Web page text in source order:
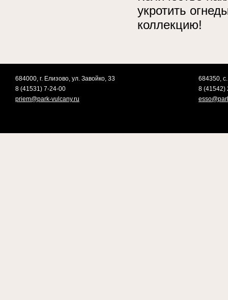
укротить
коллекцию!
684000, г. Елизово, ул. Завойко, 33
8 (41531) 7-24-00
priem@park-vulcany.ru
684350,
8 (41542)